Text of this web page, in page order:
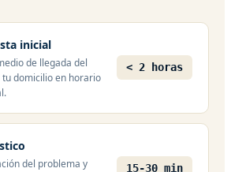
inicial
de llegada del
tu domicilio en horario
< 2 horas
del problema y
15-30 min